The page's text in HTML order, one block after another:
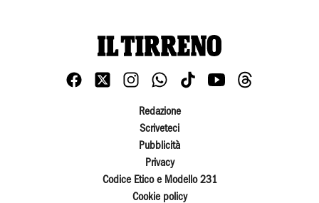
Redazione
Scriveteci
Pubblicità
Privacy
Codice Etico e Modello 231
Cookie policy